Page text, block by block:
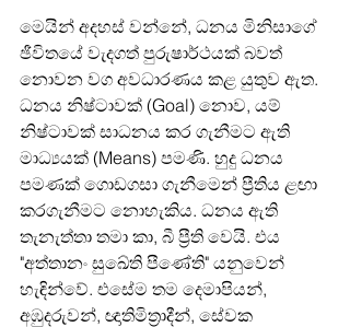
මෙයින් අදහස් වන්නේ, ධනය මිනිසාගේ
ඡීවිතයේ වැදගත් පුරුෂාර්ථයක් බවත්
නොවන වග අවධාරණය කළ යුතුව ඇත.
ධනය නිෂ්ටාවක් (Goal) නොව, යම්
නිෂ්ටාවක් සාධනය කර ගැනීමට ඇති
මාධ්‍යයක් (Means) පමණි. හුදු ධනය
පමණක් ගොඩගසා ගැනීමෙන් ප්‍රීතිය ළඟා
කරගැනීමට නොහැකිය. ධනය ඇති
තැනැත්තා තමා කා, බී ප්‍රීති වෙයි. එය
"අත්තානං සුඛේති පීණේති" යනුවෙන්
හැඳින්වේ. එසේම තම දෙමාපියන්,
අඹුදරුවන්, ඥාතිමිත්‍රාදීන්, සේවක